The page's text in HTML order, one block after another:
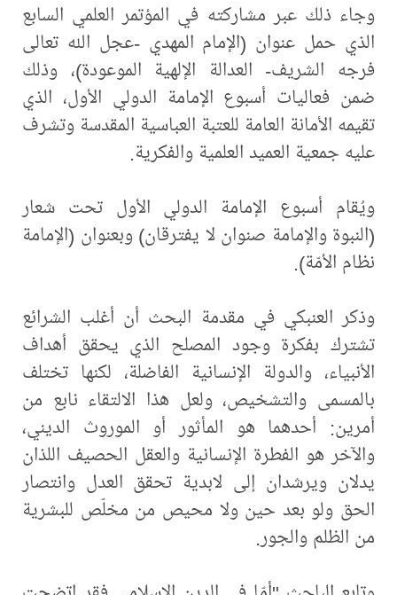
وجاء ذلك عبر مشاركته في المؤتمر العلمي السابع
الذي حمل عنوان (الإمام المهدي -عجل الله تعالى
فرجه الشريف- العدالة الإلهية الموعودة)، وذلك
ضمن فعاليات أسبوع الإمامة الدولي الأول، الذي
تقيمه الأمانة العامة للعتبة العباسية المقدسة وتشرف
عليه جمعية العميد العلمية والفكرية.
ويُقام أسبوع الإمامة الدولي الأول تحت شعار
(النبوة والإمامة صنوان لا يفترقان) وبعنوان (الإمامة
نظام الأمّة).
وذكر العنبكي في مقدمة البحث أن أغلب الشرائع
تشترك بفكرة وجود المصلح الذي يحقق أهداف
الأنبياء، والدولة الإنسانية الفاضلة، لكنها تختلف
بالمسمى والتشخيص، ولعل هذا الالتقاء نابع من
أمرين: أحدهما هو المأثور أو الموروث الديني،
والآخر هو الفطرة الإنسانية والعقل الحصيف اللذان
يدلان ويرشدان إلى لابدية تحقق العدل وانتصار
الحق ولو بعد حين ولا محيص من مخلّص للبشرية
من الظلم والجور.